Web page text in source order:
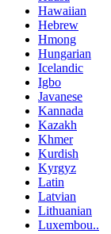
Hawaiian
Hebrew
Hmong
Hungarian
Icelandic
Igbo
Javanese
Kannada
Kazakh
Khmer
Kurdish
Kyrgyz
Latin
Latvian
Lithuanian
Luxembou..